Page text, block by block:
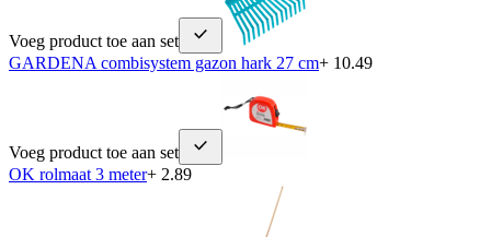
Voeg product toe aan set
GARDENA combisystem gazon hark 27 cm+ 10.49
Voeg product toe aan set
OK rolmaat 3 meter+ 2.89